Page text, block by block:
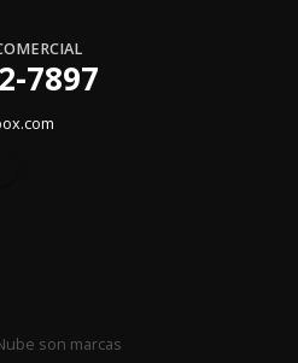
7897
son marcas